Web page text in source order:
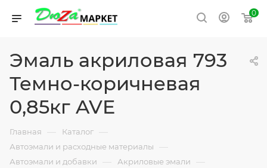
0
Эмаль акриловая 793
Темно-коричневая
0,85кг AVE
Главная — Каталог —
Автоэмали и расходные материалы —
Автоэмали и добавки — Акриловые эмали —